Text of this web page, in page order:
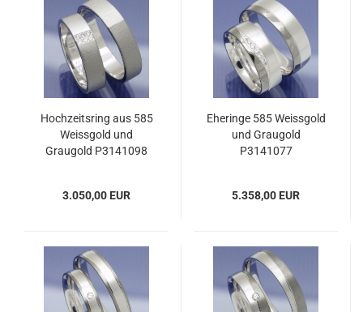
Hochzeitsring aus 585
Weissgold und
Graugold P3141098
3.050,00 EUR
Eheringe 585 Weissgold
und Graugold
P3141077
5.358,00 EUR